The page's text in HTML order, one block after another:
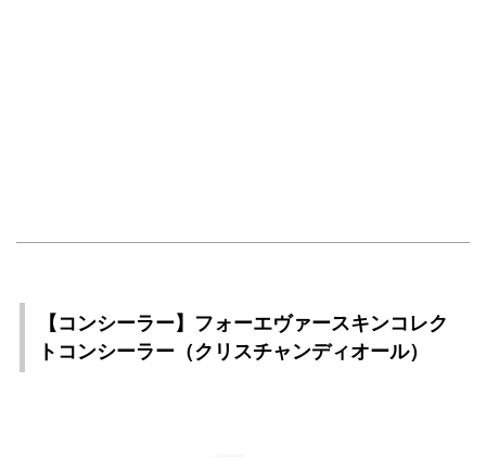
【コンシーラー】フォーエヴァースキンコレク
トコンシーラー（クリスチャンディオール）